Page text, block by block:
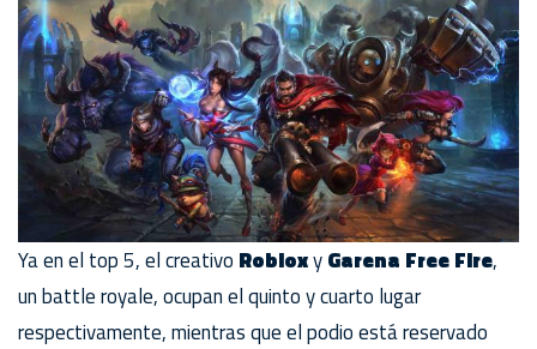
Ya en el top 5, el creativo RobloxyGarena Free Fire,
un battle royale, ocupan el quinto y cuarto lugar
respectivamente, mientras que el podio está reservado